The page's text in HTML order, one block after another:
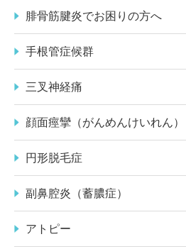
腓骨筋腱炎でお困りの方へ
手根管症候群
三叉神経痛
顔面痙攣（がんめんけいれん）
円形脱毛症
副鼻腔炎（蓄膿症）
アトピー